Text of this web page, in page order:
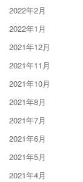
2022年2月
2022年1月
2021年12月
2021年11月
2021年10月
2021年8月
2021年7月
2021年6月
2021年5月
2021年4月